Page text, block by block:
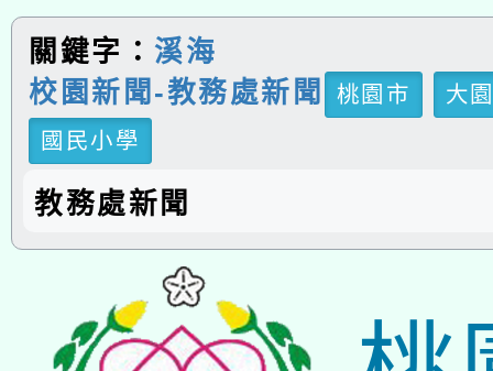
關鍵字： 溪海
校園新聞-教務處新聞
桃園市
大
國民小學
教務處新聞